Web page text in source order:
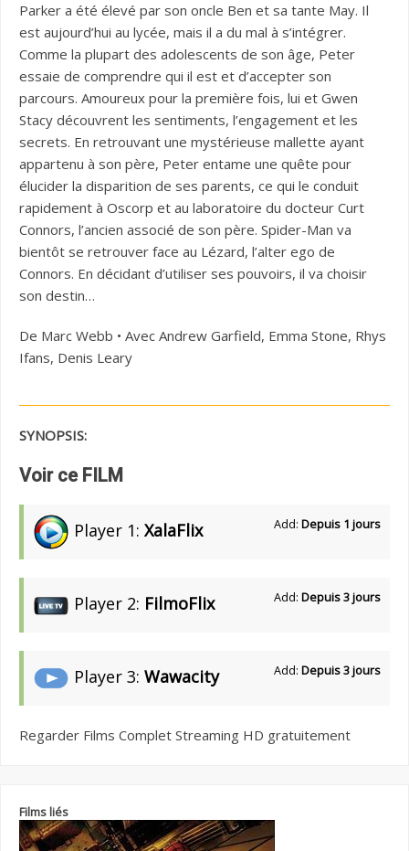
Parker a été élevé par son oncle Ben et sa tante May. Il
est aujourd’hui au lycée, mais il a du mal à s’intégrer.
Comme la plupart des adolescents de son âge, Peter
essaie de comprendre qui il est et d’accepter son
parcours. Amoureux pour la première fois, lui et Gwen
Stacy découvrent les sentiments, l’engagement et les
secrets. En retrouvant une mystérieuse mallette ayant
appartenu à son père, Peter entame une quête pour
élucider la disparition de ses parents, ce qui le conduit
rapidement à Oscorp et au laboratoire du docteur Curt
Connors, l’ancien associé de son père. Spider-Man va
bientôt se retrouver face au Lézard, l’alter ego de
Connors. En décidant d’utiliser ses pouvoirs, il va choisir
son destin…
De Marc Webb • Avec Andrew Garfield, Emma Stone, Rhys
Ifans, Denis Leary
SYNOPSIS:
Voir ce FILM
Player 1: XalaFlix Add: Depuis 1 jours
Player 2: FilmoFlix Add: Depuis 3 jours
Player 3: Wawacity Add: Depuis 3 jours
Regarder Films Complet Streaming HD gratuitement
Films liés